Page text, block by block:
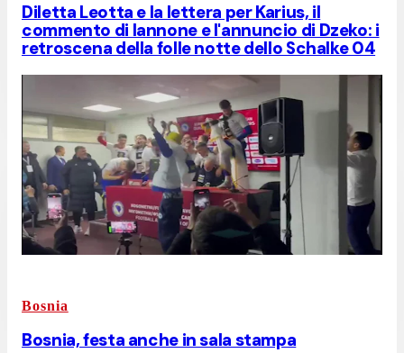
Diletta Leotta e la lettera per Karius, il
commento di Iannone e l'annuncio di Dzeko: i
retroscena della folle notte dello Schalke 04
Bosnia
Bosnia, festa anche in sala stampa